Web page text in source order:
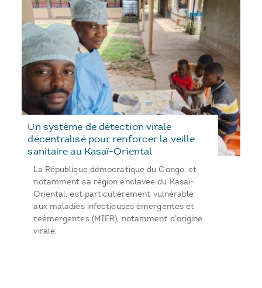
Un système de détection virale
décentralisé pour renforcer la veille
sanitaire au Kasaï-Oriental
La République démocratique du Congo, et
notamment sa région enclavée du Kasaï-
Oriental, est particulièrement vulnérable
aux maladies infectieuses émergentes et
réémergentes (MIER), notamment d’origine
virale.